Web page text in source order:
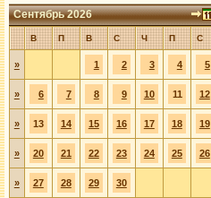
Сентябрь 2026
В П В С Ч П С
» 1 2 3 4 5
» 6 7 8 9 10 11 12
» 13 14 15 16 17 18 19
» 20 21 22 23 24 25 26
» 27 28 29 30